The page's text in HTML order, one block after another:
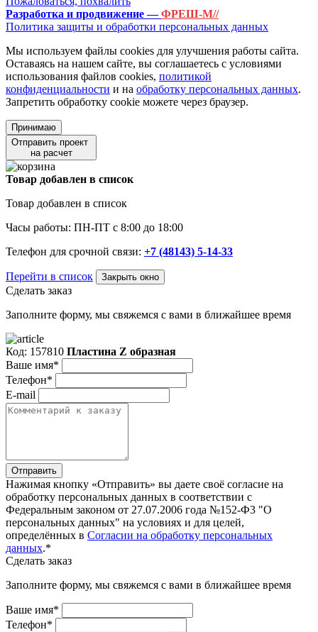
Разработка и продвижение —ФРЕШ-М//
Политика защиты и обработки персональных данных
Мы используем файлы cookies для улучшения работы сайта.
Оставаясь на нашем сайте, вы соглашаетесь с условиями
использования файлов cookies, политикой
конфиденциальности и на обработку персональных данных.
Запретить обработку cookie можете через браузер.
Принимаю
Отправить проект
на расчет
Товар добавлен в список
Товар добавлен в список
Часы работы: ПН-ПТ с 8:00 до 18:00
Телефон для срочной связи: +7 (48143) 5-14-33
Перейти в список Закрыть окно
Сделать заказ
Заполните форму, мы свяжемся с вами в ближайшее время
Код: 157810 Пластина Z образная
Ваше имя*
Телефон*
E-mail
Отправить
Нажимая кнопку «Отправить» вы даете своё согласие на
обработку персональных данных в соответствии с
Федеральным законом от 27.07.2006 года №152-Ф3 "О
персональных данных" на условиях и для целей,
определённых в Согласии на обработку персональных
данных.*
Сделать заказ
Заполните форму, мы свяжемся с вами в ближайшее время
Ваше имя*
Телефон*